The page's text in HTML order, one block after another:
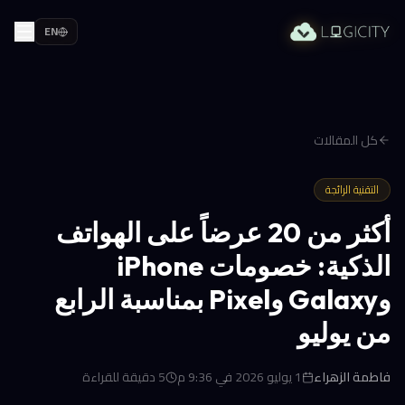
EN
كل المقالات
التقنية الرائجة
أكثر من 20 عرضاً على الهواتف
الذكية: خصومات iPhone
وGalaxy وPixel بمناسبة الرابع
من يوليو
فاطمة الزهراء 1 يوليو 2026 في 9:36 م 5دقيقة للقراءة